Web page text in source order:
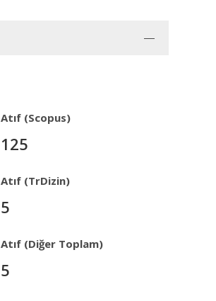
Atıf (Scopus)
125
Atıf (TrDizin)
5
Atıf (Diğer Toplam)
5